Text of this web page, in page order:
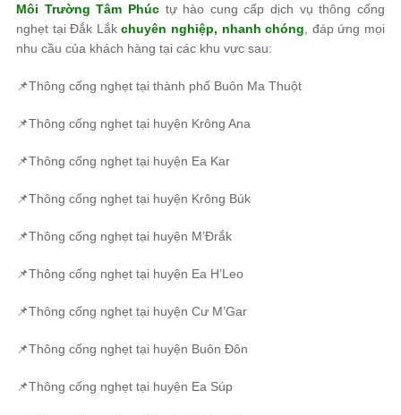
Môi Trường Tâm Phúctự hào cung cấp dịch vụ thông cống
nghẹt tại Đắk Lắkchuyên nghiệp, nhanh chóng , đáp ứng mọi
nhu cầu của khách hàng tại các khu vực sau:
📌Thông cống nghẹt tại thành phố Buôn Ma Thuột
📌Thông cống nghẹt tại huyện Krông Ana
📌Thông cống nghẹt tại huyện Ea Kar
📌Thông cống nghẹt tại huyện Krông Búk
📌Thông cống nghẹt tại huyện M’Đrắk
📌Thông cống nghẹt tại huyện Ea H’Leo
📌Thông cống nghẹt tại huyện Cư M’Gar
📌Thông cống nghẹt tại huyện Buôn Đôn
📌Thông cống nghẹt tại huyện Ea Súp